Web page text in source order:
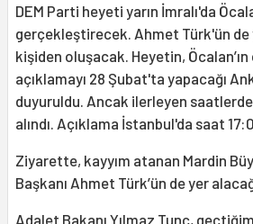
DEM Parti heyeti yarın İmralı'da
gerçekleştirecek. Ahmet Türk'ün de
kişiden oluşacak. Heyetin, Öcalan’ın
açıklamayı 28 Şubat'ta yapacağı
duyuruldu. Ancak ilerleyen
alındı. Açıklama İstanbul'da saat
Ziyarette, kayyım atanan Mardin
Başkanı Ahmet Türk’ün de yer
Adalet Bakanı Yılmaz Tunç,